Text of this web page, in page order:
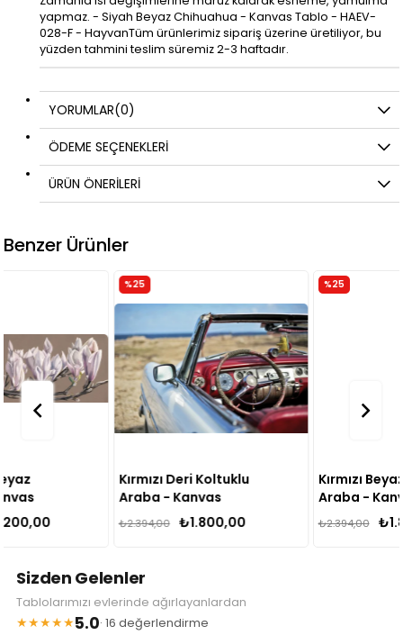
yapmaz. - Siyah Beyaz Chihuahua - Kanvas Tablo - HAEV-
028-F - HayvanTüm ürünlerimiz sipariş üzerine üretiliyor, bu
yüzden tahmini teslim süremiz 2-3 haftadır.
YORUMLAR(0)
ÖDEME SEÇENEKLERI
ÜRÜN ÖNERILERI
Benzer Ürünler
Kırmızı Deri Koltuklu
Araba - Kanvas
Tablo
₺1.800,00
₺2.394,00
Kırmızı Beyaz Klasik
Araba - Kanvas
Tablo
₺1.800,00
₺2.394,00
Sizden Gelenler
Tablolarımızı evlerinde ağırlayanlardan
★★★★★5.0· 16 değerlendirme